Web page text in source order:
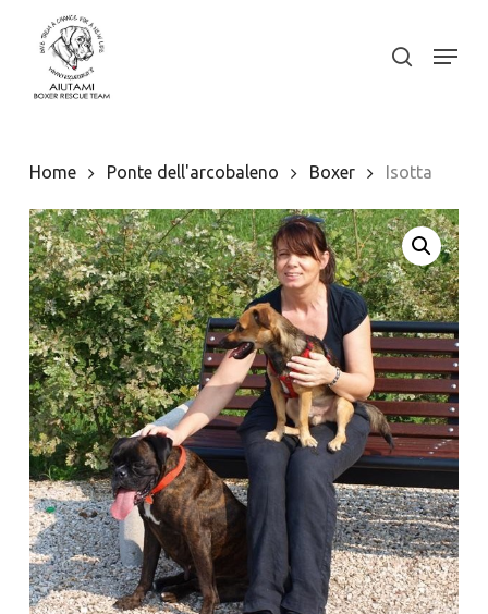
content
search
Menu
Home Ponte dell'arcobaleno Boxer Isotta
Close